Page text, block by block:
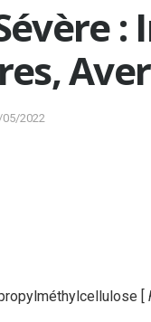
05/2022
[